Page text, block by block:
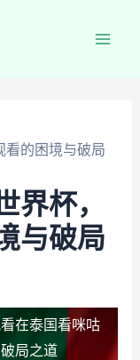
看的困境与破局
界杯，
与破局
在泰国看咪咕
局之道